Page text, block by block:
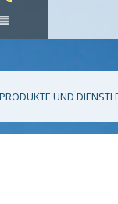
PRODUKTE UND